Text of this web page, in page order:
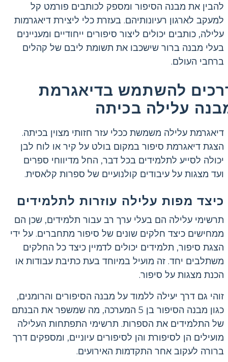
להבין את מבנה הסיפור ומספק לכותבים פורמט קל
למעקב לארגון רעיונותיהם. בעזרת כלי ליצירת דיאגרמות
עלילה, כותבים יכולים ליצור סיפורים ייחודיים ומעניינים
בעלי מבנה ברור שישכבו את תשומת ליבם של קהלים
ברחבי העולם.
להשתמש בדיאגרמת
עלילה בכיתה
דיאגרמת עלילה משמשת ככלי עזר חזותי מצוין בכיתה.
הצגת דיאגרמת סיפור במקום בולט על קיר או לוח לבן
יכולה לסייע לתלמידים בכל דבר, החל מדיווחי ספרים
ועד מצגות על עיבודים קולנועיים של ספרות קלאסית.
כיצד מפות עלילה עוזרות לתלמידים
תרשימי עלילה הם בעלי ערך רב עבור תלמידים, שכן הם
ממחישים כיצד חלקים שונים של סיפור מתחברים. על ידי
הצגת סיפור, תלמידים יכולים לדמיין כיצד כל החלקים
משתלבים יחד. זה מועיל במיוחד בעת כתיבת עבודות או
הכנת מצגות על סיפור.
זוהי גם דרך יעילה ללמוד על מבנה הסיפורים והרומנים,
כגון מבנה הסיפור בן 5 המערכה, מה שמשפר את הבנתם
של התלמידים את הספרות. תרשימי התפתחות העלילה
מועילים הן לסיפורת והן לסיפורים עיוניים, ומספקים דרך
ברורה לעקוב אחר התקדמות האירועים.